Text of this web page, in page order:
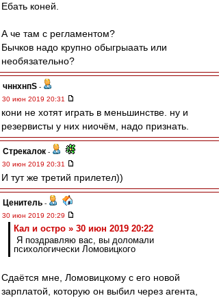
Ебать коней.
А че там с регламентом?
Бычков надо крупно обыгрыаать или
необязательно?
чннхнпS -
30 июн 2019 20:31
кони не хотят играть в меньшинстве. ну и
резервисты у них ниочём, надо признать.
Стрекалок -
30 июн 2019 20:31
И тут же третий прилетел))
Ценитель -
30 июн 2019 20:29
Кал и остро » 30 июн 2019 20:22
Я поздравляю вас, вы доломали
психологически Ломовицкого
Сдаётся мне, Ломовицкому с его новой
зарплатой, которую он выбил через агента,